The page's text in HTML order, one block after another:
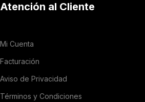
Atención al Cliente
Mi Cuenta
Facturación
Aviso de Privacidad
Términos y Condiciones